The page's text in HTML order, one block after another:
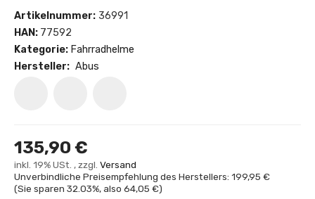
Artikelnummer: 36991
HAN: 77592
Kategorie: Fahrradhelme
Hersteller: Abus
135,90 €
inkl. 19% USt. , zzgl. Versand
Unverbindliche Preisempfehlung des Herstellers: 199,95 €
(Sie sparen 32.03%, also 64,05 €)